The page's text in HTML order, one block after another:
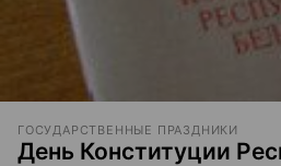
ГОСУДАРСТВЕННЫЕ ПРАЗДНИКИ
День Конституции